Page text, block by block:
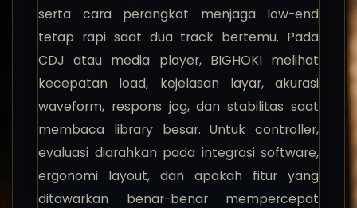
serta cara perangkat menjaga low-end
tetap rapi saat dua track bertemu. Pada
CDJ atau media player, BIGHOKI melihat
kecepatan load, kejelasan layar, akurasi
waveform, respons jog, dan stabilitas saat
membaca library besar. Untuk controller,
evaluasi diarahkan pada integrasi software,
ergonomi layout, dan apakah fitur yang
ditawarkan benar-benar mempercepat